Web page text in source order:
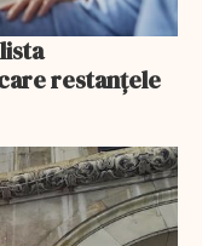
restanțele